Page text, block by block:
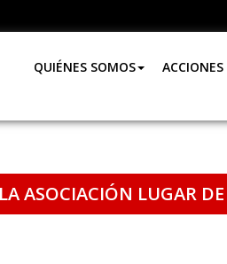
QUIÉNES SOMOS ACCIONES
ASOCIACIÓN LUGAR